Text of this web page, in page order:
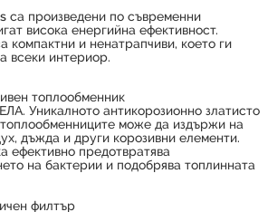
успешно добавен в количката
са произведени по съвременни
висока енергийна ефективност.
компактни и ненатрапчиви, което ги
всеки интериор.
топлообменник
Уникалното антикорозионно златисто
може да издържи на
дъжда и други корозивни елементи.
ефективно предотвратява
на бактерии и подобрява топлинната
филтър